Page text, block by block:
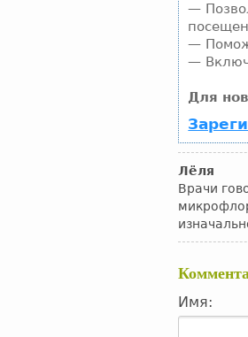
—
—
—
Для
Лёля
Врачи
Имя: